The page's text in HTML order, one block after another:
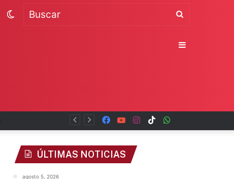
TikTok
Instagram
YouTube
Facebook
Switch
ÚLTIMAS NOTICIAS
agosto 5, 2026